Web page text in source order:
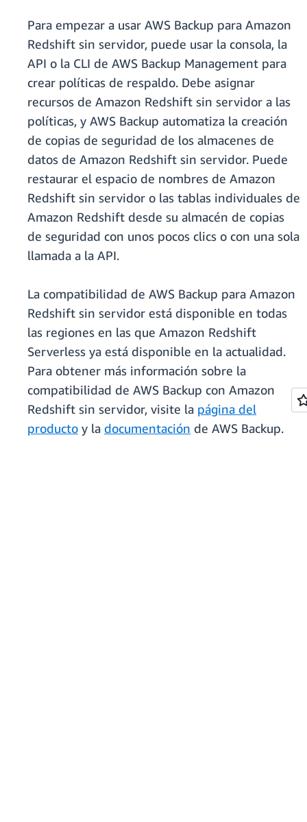
Para empezar a usar AWS Backup para Amazon
Redshift sin servidor, puede usar la consola, la
API o la CLI de AWS Backup Management para
crear políticas de respaldo. Debe asignar
recursos de Amazon Redshift sin servidor a las
políticas, y AWS Backup automatiza la creación
de copias de seguridad de los almacenes de
datos de Amazon Redshift sin servidor. Puede
restaurar el espacio de nombres de Amazon
Redshift sin servidor o las tablas individuales de
Amazon Redshift desde su almacén de copias
de seguridad con unos pocos clics o con una sola
llamada a la API.
La compatibilidad de AWS Backup para Amazon
Redshift sin servidor está disponible en todas
las regiones en las que Amazon Redshift
Serverless ya está disponible en la actualidad.
Para obtener más información sobre la
compatibilidad de AWS Backup con Amazon
Redshift sin servidor, visite la página del
producto y la documentación de AWS Backup.